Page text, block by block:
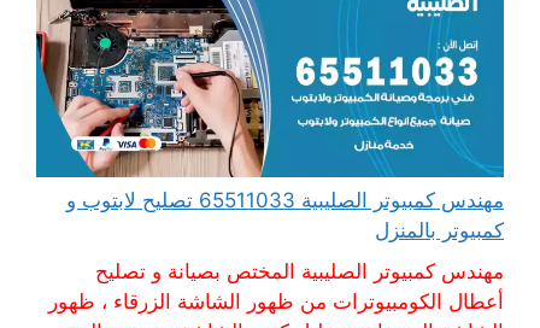
مهندس كمبيوتر الصليبية 65511033 تصليح لابتوب و
كمبيوتر بالمنزل
مهندس كمبيوتر الصليبية المختص بصيانة و تصليح
أعطال الكومبيوترات من ظهور الشاشة الزرقاء ، ظهور